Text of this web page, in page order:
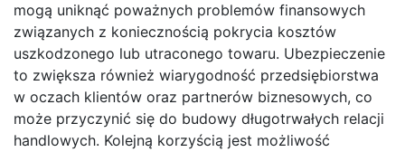
mogą uniknąć poważnych problemów finansowych
związanych z koniecznością pokrycia kosztów
uszkodzonego lub utraconego towaru. Ubezpieczenie
to zwiększa również wiarygodność przedsiębiorstwa
w oczach klientów oraz partnerów biznesowych, co
może przyczynić się do budowy długotrwałych relacji
handlowych. Kolejną korzyścią jest możliwość